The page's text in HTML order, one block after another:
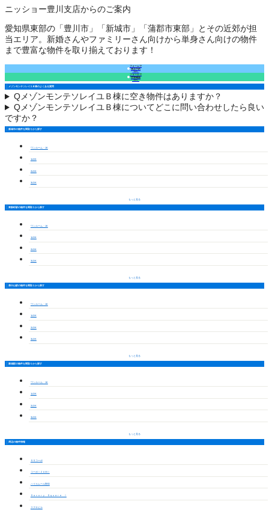
ニッショー豊川支店からのご案内
愛知県東部の「豊川市」「新城市」「蒲郡市東部」とその近郊が担
当エリア。新婚さんやファミリーさん向けから単身さん向けの物件
まで豊富な物件を取り揃えております！
フォームで
来店予約
（無料）
フォームで
空室確認
（無料）
メゾンモンテソレイユＢ棟のよくある質問
QメゾンモンテソレイユＢ棟に空き物件はありますか？
QメゾンモンテソレイユＢ棟についてどこに問い合わせしたら良い
ですか？
新城市の物件を間取りから探す
ワンルーム・1K
1LDK
2LDK
3LDK
もっと見る
東新町駅の物件を間取りから探す
ワンルーム・1K
1LDK
2LDK
3LDK
もっと見る
茶臼山駅の物件を間取りから探す
ワンルーム・1K
1LDK
2LDK
3LDK
もっと見る
新城駅の物件を間取りから探す
ワンルーム・1K
1LDK
2LDK
3LDK
もっと見る
周辺の物件情報
ＳＳコーポ
コーポＩＺＵＭＩ
ハイカムール野田
Ｓａｖｏｒｙ Ｓｑｕａｒｅ Ⅰ
スズキビル